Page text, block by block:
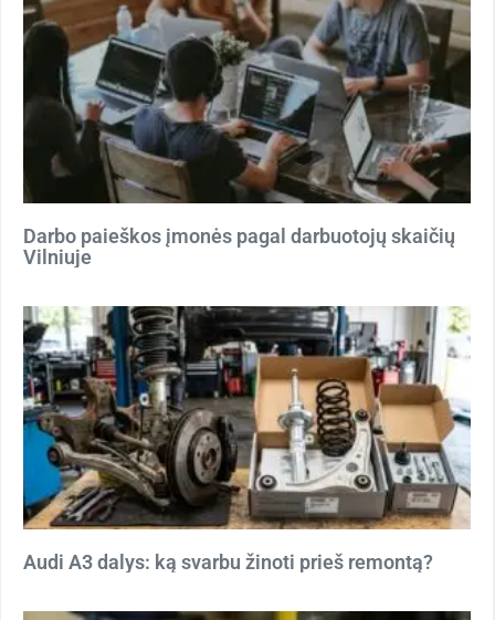
Darbo paieškos įmonės pagal darbuotojų skaičių
Vilniuje
Audi A3 dalys: ką svarbu žinoti prieš remontą?